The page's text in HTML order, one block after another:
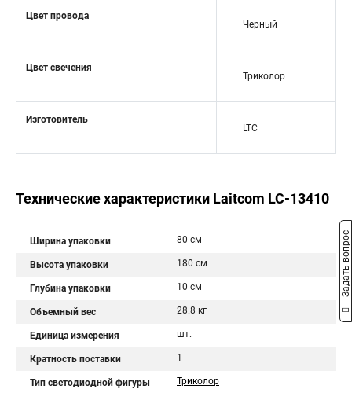
Цвет провода
Черный
Цвет свечения
Триколор
Изготовитель
LTC
Технические характеристики Laitcom LC-13410
Ширина упаковки 80 см
Высота упаковки 180 см
Глубина упаковки 10 см
Объемный вес 28.8 кг
Единица измерения шт.
Кратность поставки 1
Тип светодиодной фигуры Триколор
Задать вопрос